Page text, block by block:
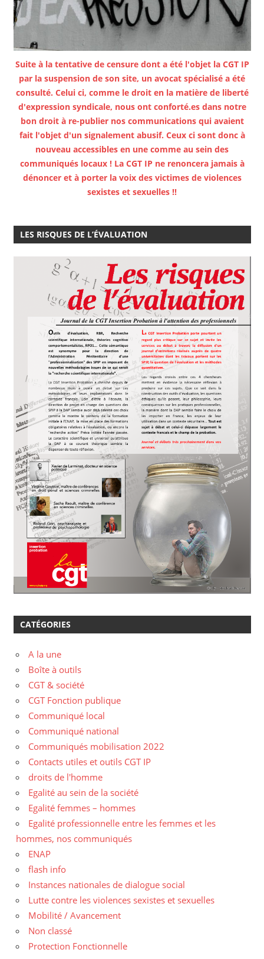
Suite à la tentative de censure dont a été l'objet la CGT IP
par la suspension de son site, un avocat spécialisé a été
consulté. Celui ci, comme le droit en la matière de liberté
d'expression syndicale, nous ont conforté.es dans notre
bon droit à re-publier nos communications qui avaient
fait l'objet d'un signalement abusif. Ceux ci sont donc à
nouveau accessibles en une comme au sein des
communiqués locaux ! La CGT IP ne renoncera jamais à
dénoncer et à porter la voix des victimes de violences
sexistes et sexuelles !!
LES RISQUES DE L’ÉVALUATION
CATÉGORIES
A la une
Boîte à outils
CGT & société
CGT Fonction publique
Communiqué local
Communiqué national
Communiqués mobilisation 2022
Contacts utiles et outils CGT IP
droits de l'homme
Egalité au sein de la société
Egalité femmes – hommes
Egalité professionnelle entre les femmes et les
hommes, nos communiqués
ENAP
flash info
Instances nationales de dialogue social
Lutte contre les violences sexistes et sexuelles
Mobilité / Avancement
Non classé
Protection Fonctionnelle